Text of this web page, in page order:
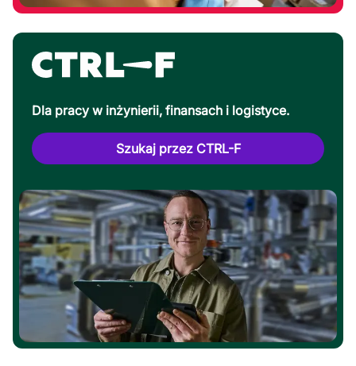
Dla pracy w inżynierii, finansach i logistyce.
Szukaj przez CTRL-F